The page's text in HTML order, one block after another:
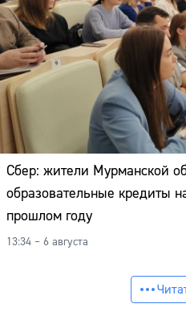
Сбер: жители Мурманской
образовательные кредиты
прошлом году
13:34 – 6 августа